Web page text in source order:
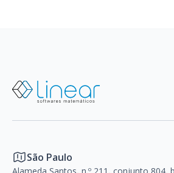
São Paulo
Alameda Santos, n.º 211, conjunto 804,